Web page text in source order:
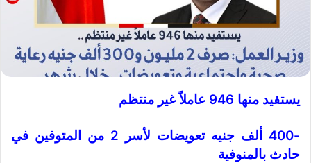
يستفيد منها 946 عاملاً غير منتظم
-400 ألف جنيه تعويضات لأسر 2 من المتوفين في
حادث بالمنوفية